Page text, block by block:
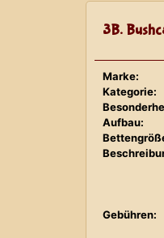
3B.
Marke:
Kategorie:
Aufbau:
Gebühren: